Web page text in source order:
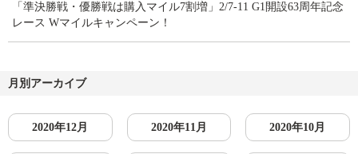
「準決勝戦・優勝戦は購入マイル7割増」2/7-11 G1開設63周年記念
レース Wマイルキャンペーン！
月別アーカイブ
2020年12月 2020年11月 2020年10月